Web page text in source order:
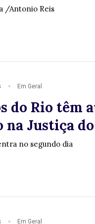
/Antonio Reis
Em Geral
do Rio têm
na Justiça
no segundo dia
Em Geral